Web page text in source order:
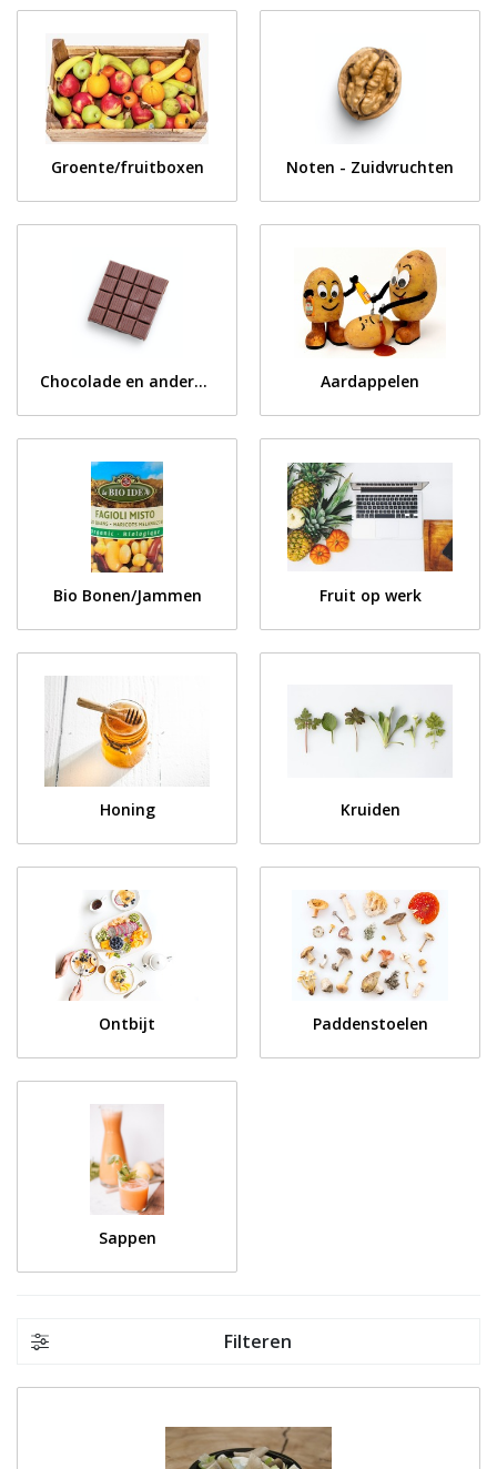
Groente/fruitboxen Noten - Zuidvruchten
Chocolade en anders lekkers Aardappelen
Bio Bonen/Jammen Fruit op werk
Honing Kruiden
Ontbijt Paddenstoelen
Sappen
Filteren